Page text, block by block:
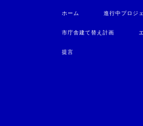
ホーム 進行中プロジ
市庁舎建て替え計画
提言